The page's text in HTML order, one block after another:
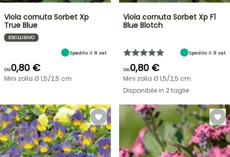
Viola cornuta Sorbet Xp
True Blue
ESCLUSIVO
Spedito il 8 set
Da0,80 €
Mini zolla Ø 1,5/2,5 cm
Viola cornuta Sorbet Xp F1
Blue Blotch
Spedito il 8 set
Da0,80 €
Mini zolla Ø 1,5/2,5 cm
Disponibile in 2 taglie